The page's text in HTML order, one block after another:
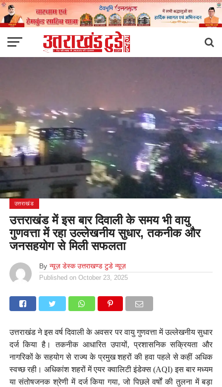
उत्तराखंड
उत्तराखंड में इस बार दिवाली के समय भी वायु
गुणवत्ता में रहा उल्लेखनीय सुधार, तकनीक और
जनसहयोग से मिली सफलता
By न्यूज़ डेस्क उत्तराखण्ड टुडे न्यूज़
Published on October 23, 2025
उत्तराखंड ने इस वर्ष दिवाली के अवसर पर वायु गुणवत्ता में उल्लेखनीय सुधार
दर्ज किया है। तकनीक आधारित उपायों, प्रशासनिक सक्रियता और
नागरिकों के सहयोग से राज्य के प्रमुख शहरों की हवा पहले से कहीं अधिक
स्वच्छ रही। अधिकांश शहरों में एयर क्वालिटी इंडेक्स (AQI) इस बार मध्यम
या संतोषजनक श्रेणी में दर्ज किया गया, जो पिछले वर्षों की तुलना में बड़ा